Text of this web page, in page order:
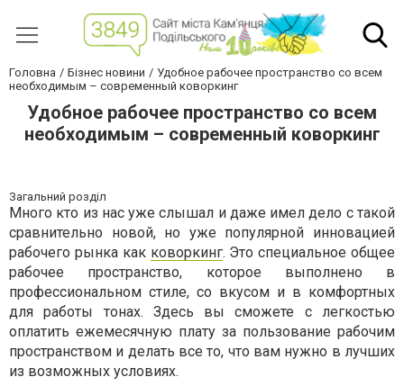
Головна Бізнес новини
Удобное рабочее пространство со всем
необходимым – современный коворкинг
Удобное рабочее пространство со всем
необходимым – современный коворкинг
Загальний розділ
Много кто из нас уже слышал и даже имел дело с такой
сравнительно новой, но уже популярной инновацией
рабочего рынка как коворкинг. Это специальное общее
рабочее пространство, которое выполнено в
профессиональном стиле, со вкусом и в комфортных
для работы тонах. Здесь вы сможете с легкостью
оплатить ежемесячную плату за пользование рабочим
пространством и делать все то, что вам нужно в лучших
из возможных условиях.